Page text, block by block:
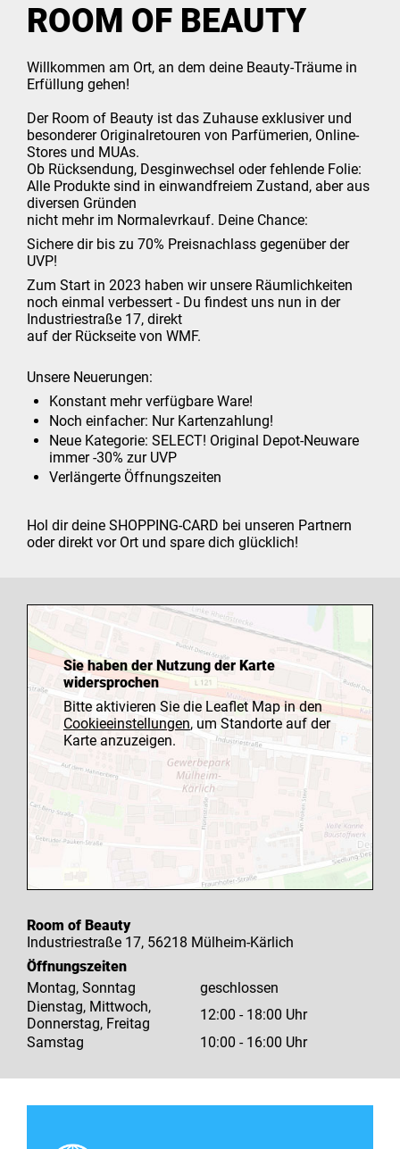
ROOM OF BEAUTY
Willkommen am Ort, an dem deine Beauty-Träume in
Erfüllung gehen!
Der Room of Beauty ist das Zuhause exklusiver und
besonderer Originalretouren von Parfümerien, Online-
Stores und MUAs.
Ob Rücksendung, Desginwechsel oder fehlende Folie:
Alle Produkte sind in einwandfreiem Zustand, aber aus
diversen Gründen
nicht mehr im Normalevrkauf. Deine Chance:
Sichere dir bis zu 70% Preisnachlass gegenüber der
UVP!
Zum Start in 2023 haben wir unsere Räumlichkeiten
noch einmal verbessert - Du findest uns nun in der
Industriestraße 17, direkt
auf der Rückseite von WMF.
Unsere Neuerungen:
Konstant mehr verfügbare Ware!
Noch einfacher: Nur Kartenzahlung!
Neue Kategorie: SELECT! Original Depot-Neuware
immer -30% zur UVP
Verlängerte Öffnungszeiten
Hol dir deine SHOPPING-CARD bei unseren Partnern
oder direkt vor Ort und spare dich glücklich!
Sie haben der Nutzung der Karte
widersprochen
Bitte aktivieren Sie die Leaflet Map in den
Cookieeinstellungen, um Standorte auf der
Karte anzuzeigen.
Room of Beauty
Industriestraße 17, 56218 Mülheim-Kärlich
Öffnungszeiten
Montag, Sonntag
geschlossen
Dienstag, Mittwoch,
Donnerstag, Freitag
12:00 - 18:00 Uhr
Samstag
10:00 - 16:00 Uhr